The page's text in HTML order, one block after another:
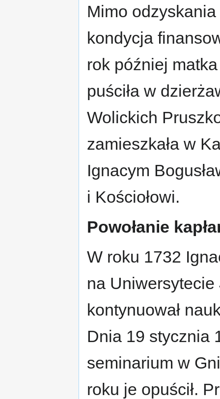
Mimo
kondycja
rok później
puściła w
Wolickich
zamieszkała w
Ignacym
i Kościołowi.
Powołanie
W roku 1732
na
kontynuował
Dnia 19 stycznia
seminarium w
roku je opuścił.